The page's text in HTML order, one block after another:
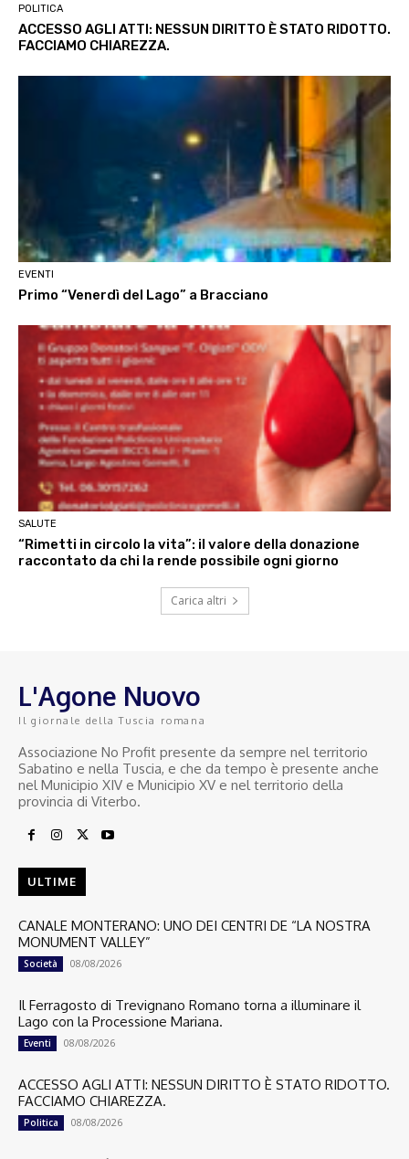
POLITICA
ACCESSO AGLI ATTI: NESSUN DIRITTO È STATO RIDOTTO.
FACCIAMO CHIAREZZA.
EVENTI
Primo “Venerdì del Lago” a Bracciano
SALUTE
“Rimetti in circolo la vita”: il valore della donazione
raccontato da chi la rende possibile ogni giorno
Carica altri
L'Agone Nuovo
Il giornale della Tuscia romana
Associazione No Profit presente da sempre nel territorio
Sabatino e nella Tuscia, e che da tempo è presente anche
nel Municipio XIV e Municipio XV e nel territorio della
provincia di Viterbo.
ULTIME
CANALE MONTERANO: UNO DEI CENTRI DE “LA NOSTRA
MONUMENT VALLEY”
Società 08/08/2026
Il Ferragosto di Trevignano Romano torna a illuminare il
Lago con la Processione Mariana.
Eventi 08/08/2026
ACCESSO AGLI ATTI: NESSUN DIRITTO È STATO RIDOTTO.
FACCIAMO CHIAREZZA.
Politica 08/08/2026